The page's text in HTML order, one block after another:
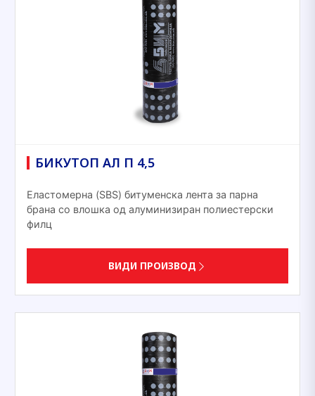
БИКУТОП АЛ П 4,5
Еластомерна (SBS) битуменска лента за парна
брана со влошка од алуминизиран полиестерски
филц
ВИДИ ПРОИЗВОД